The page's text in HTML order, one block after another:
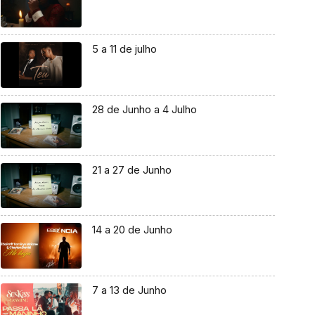
5 a 11 de julho
28 de Junho a 4 Julho
21 a 27 de Junho
14 a 20 de Junho
7 a 13 de Junho